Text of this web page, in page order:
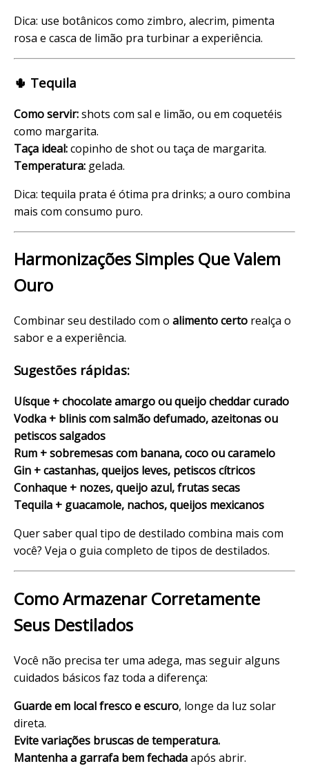
Dica: use botânicos como zimbro, alecrim, pimenta
rosa e casca de limão pra turbinar a experiência.
🌵 Tequila
Como servir:shots com sal e limão, ou em coquetéis
como margarita.
Taça ideal:copinho de shot ou taça de margarita.
Temperatura: gelada.
Dica: tequila prata é ótima pra drinks; a ouro combina
mais com consumo puro.
Harmonizações Simples Que Valem
Ouro
Combinar seu destilado com o alimento certo realça o
sabor e a experiência.
Sugestões rápidas:
Uísque + chocolate amargo ou queijo cheddar curado
Vodka + blinis com salmão defumado, azeitonas ou
petiscos salgados
Rum + sobremesas com banana, coco ou caramelo
Gin + castanhas, queijos leves, petiscos cítricos
Conhaque + nozes, queijo azul, frutas secas
Tequila + guacamole, nachos, queijos mexicanos
Quer saber qual tipo de destilado combina mais com
você? Veja o guia completo de tipos de destilados.
Como Armazenar Corretamente
Seus Destilados
Você não precisa ter uma adega, mas seguir alguns
cuidados básicos faz toda a diferença:
Guarde em local fresco e escuro, longe da luz solar
direta.
Evite variações bruscas de temperatura.
Mantenha a garrafa bem fechadaapós abrir.